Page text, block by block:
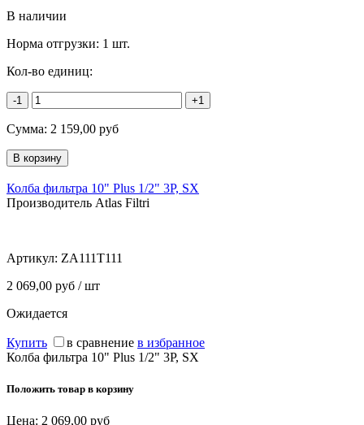
В наличии
Норма отгрузки: 1 шт.
Кол-во единиц:
-1 +1
Сумма: 2 159,00 руб
Колба фильтра 10" Plus 1/2" 3P, SX
Производитель Atlas Filtri
Артикул: ZA111T111
2 069,00 руб / шт
Ожидается
Купить в сравнение в избранное
Колба фильтра 10" Plus 1/2" 3P, SX
Положить товар в корзину
Цена: 2 069,00 руб